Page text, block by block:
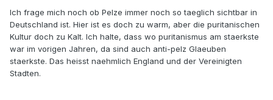
Ich frage mich noch ob Pelze immer noch so taeglich sichtbar in
Deutschland ist. Hier ist es doch zu warm, aber die puritanischen
Kultur doch zu Kalt. Ich halte, dass wo puritanismus am staerkste
war im vorigen Jahren, da sind auch anti-pelz Glaeuben
staerkste. Das heisst naehmlich England und der Vereinigten
Stadten.